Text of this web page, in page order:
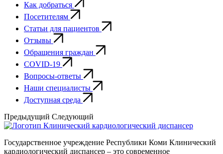
Как добраться
Посетителям
Статьи для пациентов
Отзывы
Обращения граждан
COVID-19
Вопросы-ответы
Наши специалисты
Доступная среда
Предыдущий Следующий
Государственное учреждение Республики Коми Клинический
кардиологический диспансер – это современное